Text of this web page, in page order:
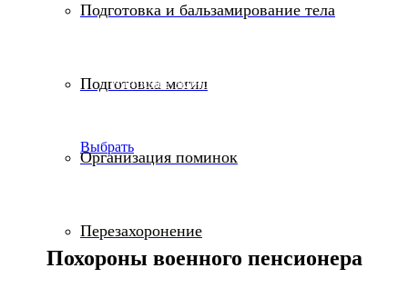
Подготовка и бальзамирование тела
Подготовка могил
Организация поминок
Перезахоронение
Наиболее экономный вариант
Выбрать
Похороны военного пенсионера